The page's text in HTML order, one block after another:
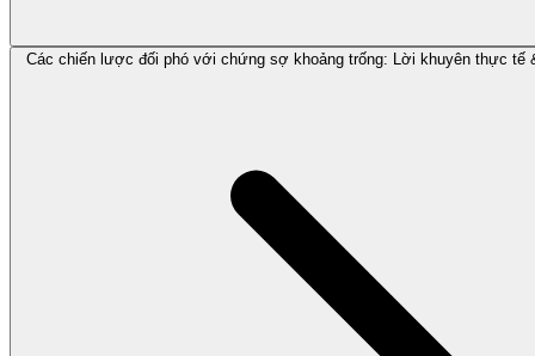
Các chiến lược đối phó với chứng sợ khoảng trống: Lời khuyên thực tế